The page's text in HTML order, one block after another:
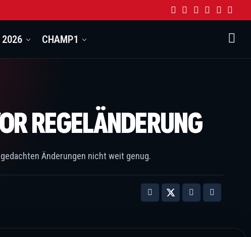
2026 CHAMP1
REGELÄNDERUNG
Änderungen nicht weit genug.